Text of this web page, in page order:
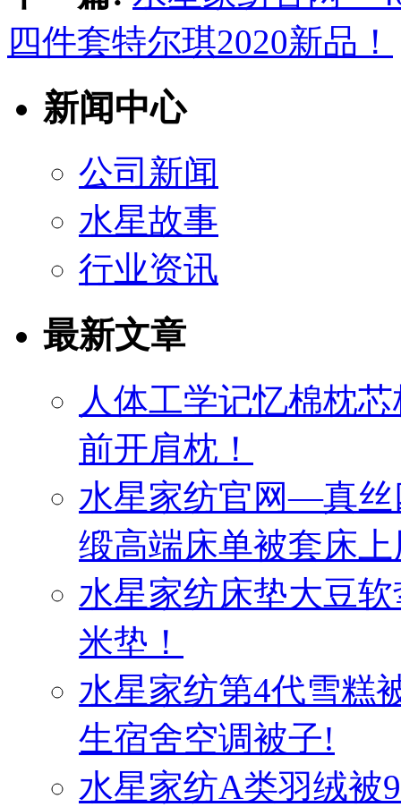
四件套特尔琪2020新品！
新闻中心
公司新闻
水星故事
行业资讯
最新文章
人体工学记忆棉枕
前开肩枕！
水星家纺官网—真丝
缎高端床单被套床
水星家纺床垫大豆
米垫！
水星家纺第4代雪糕
生宿舍空调被子!
水星家纺A类羽绒被